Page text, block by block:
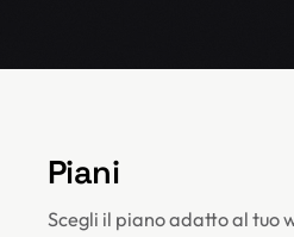
Piani
Scegli il piano adatto al tuo